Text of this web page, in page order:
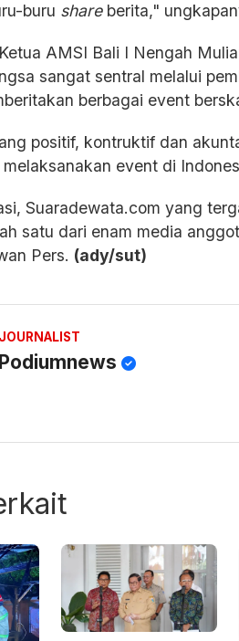
buru shareberita,"
AMSI Bali I Nengah
sangat sentral melalui
berbagai event
positif, kontruktif dan
event di
Suaradewata.com yang
satu dari enam media
Pers. (ady/sut)
JOURNALIST
Podiumnews